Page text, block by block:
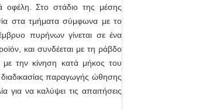
οφέλη. Στο στάδιο της μέσης
στα τμήματα σύμφωνα με το
πυρήνων γίνεται σε ένα
και συνδέεται με τη ράβδο
την κίνηση κατά μήκος του
παραγωγής ώθησης
για να καλύψει τις απαιτήσεις